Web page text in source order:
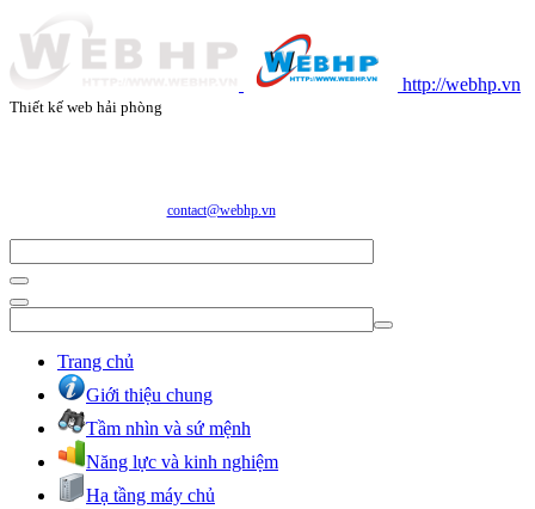
http://webhp.vn
Thiết kế web hải phòng
contact@webhp.vn| Hotline: 0989.921.083
Trang chủ
Giới thiệu chung
Tầm nhìn và sứ mệnh
Năng lực và kinh nghiệm
Hạ tầng máy chủ